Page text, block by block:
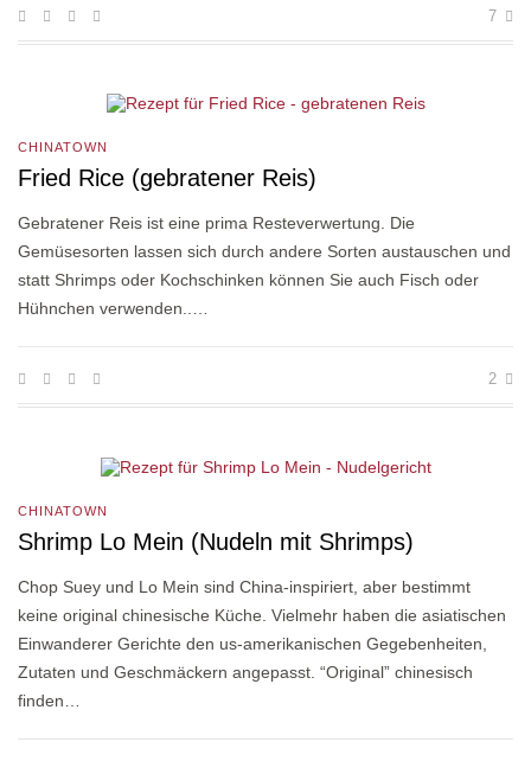
7
CHINATOWN
Fried Rice (gebratener Reis)
Gebratener Reis ist eine prima Resteverwertung. Die
Gemüsesorten lassen sich durch andere Sorten austauschen und
statt Shrimps oder Kochschinken können Sie auch Fisch oder
Hühnchen verwenden..…
2
CHINATOWN
Shrimp Lo Mein (Nudeln mit Shrimps)
Chop Suey und Lo Mein sind China-inspiriert, aber bestimmt
keine original chinesische Küche. Vielmehr haben die asiatischen
Einwanderer Gerichte den us-amerikanischen Gegebenheiten,
Zutaten und Geschmäckern angepasst. “Original” chinesisch
finden…